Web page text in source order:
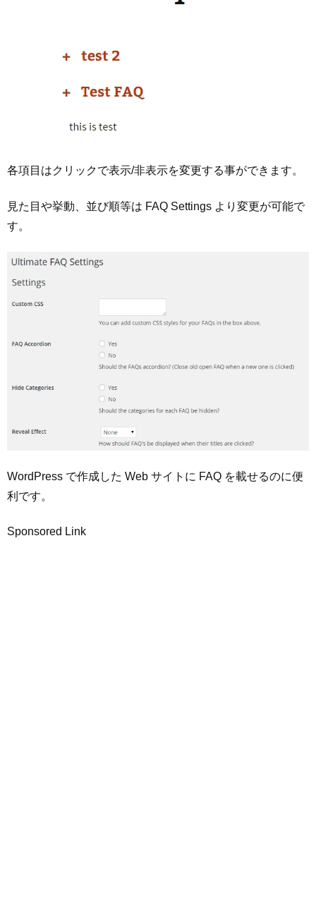
各項目はクリックで表示/非表示を変更する事ができます。
見た目や挙動、並び順等は FAQ Settings より変更が可能で
す。
WordPress で作成した Web サイトに FAQ を載せるのに便
利です。
Sponsored Link